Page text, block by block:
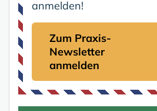
anmelden!
Zum Praxis-
Newsletter
anmelden